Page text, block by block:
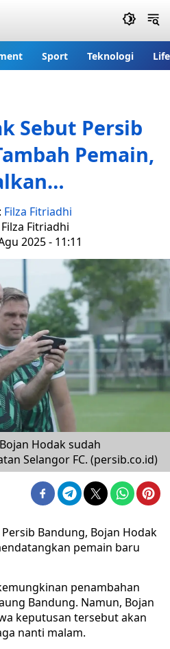
Sport Teknologi
Sebut Persib
Pemain,
Filza Fitriadhi
Fitriadhi
2025 - 11:11
Hodak sudah
Selangor FC. (persib.co.id)
Bandung, Bojan Hodak
pemain baru
penambahan
Bandung. Namun, Bojan
keputusan tersebut akan
nanti malam.